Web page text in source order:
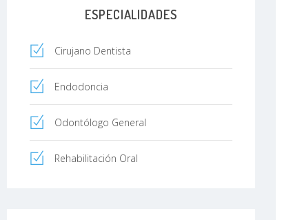
ESPECIALIDADES
Cirujano Dentista
Endodoncia
Odontólogo General
Rehabilitación Oral